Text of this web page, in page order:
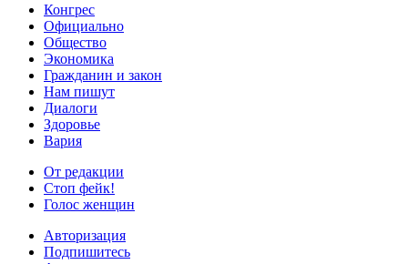
Конгрес
Официально
Общество
Экономика
Гражданин и закон
Нам пишут
Диалоги
Здоровье
Вария
От редакции
Стоп фейк!
Голос женщин
Авторизация
Подпишитесь